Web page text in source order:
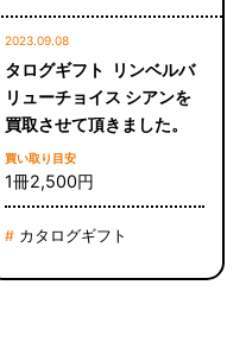
2023.09.08
タログギフト リンベルバ
リューチョイス シアンを
買取させて頂きました。
買い取り目安
1冊2,500円
# カタログギフト